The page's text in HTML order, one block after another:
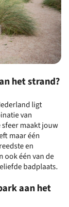
het strand?
ligt
van
maakt jouw
maar één
en
ook één van de
badplaats.
aan het